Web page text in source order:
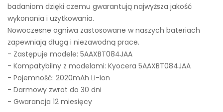
badaniom dzięki czemu gwarantują najwyższa jakość
wykonania i użytkowania.
Nowoczesne ogniwa zastosowane w naszych bateriach
zapewniają długą i niezawodną prace.
- Zastępuje modele: 5AAXBT084JAA
- Kompatybilny z modelami: Kyocera 5AAXBT084JAA
- Pojemność: 2020mAh Li-Ion
- Darmowy zwrot do 30 dni
- Gwarancja 12 miesięcy